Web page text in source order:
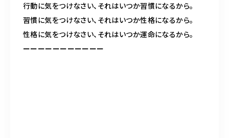
行動に気をつけなさい、それはいつか習慣になるから。
習慣に気をつけなさい、それはいつか性格になるから。
性格に気をつけなさい、それはいつか運命になるから。
ーーーーーーーーーーー